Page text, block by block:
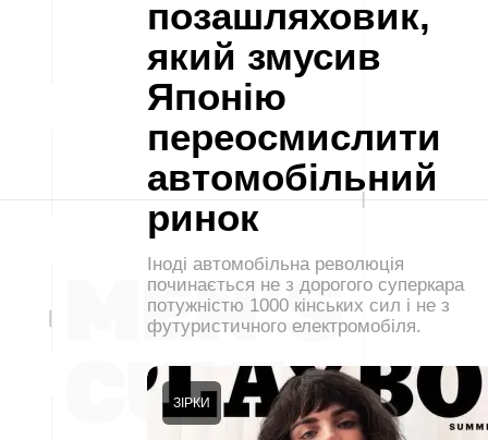
позашляховик,
який змусив
Японію
переосмислити
автомобільний
ринок
Іноді автомобільна революція
починається не з дорогого суперкара
потужністю 1000 кінських сил і не з
футуристичного електромобіля.
ЗІРКИ